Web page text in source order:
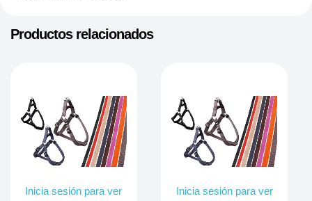
Productos relacionados
Inicia sesión para ver
Inicia sesión para ver